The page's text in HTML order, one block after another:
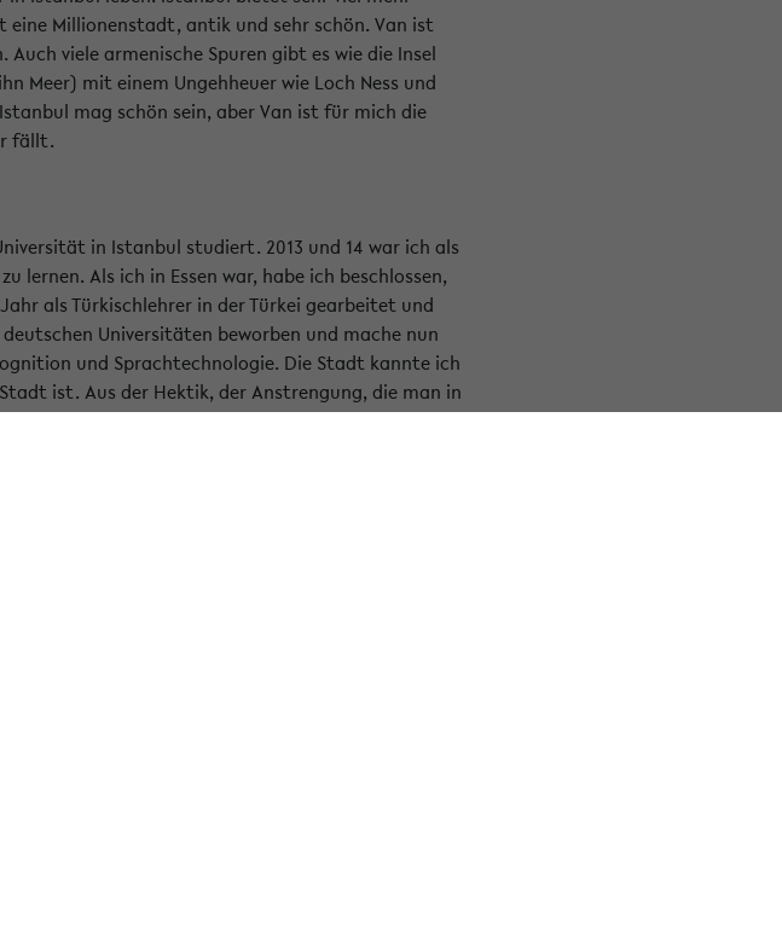
Millionenstadt, antik und sehr schön. Van ist
viele armenische Spuren gibt es wie die Insel
Meer) mit einem Ungehheuer wie Loch Ness und
mag schön sein, aber Van ist für mich die
fällt.
in Istanbul studiert. 2013 und 14 war ich als
lernen. Als ich in Essen war, habe ich beschlossen,
als Türkischlehrer in der Türkei gearbeitet und
Universitäten beworben und mache nun
und Sprachtechnologie. Die Stadt kannte ich
ist. Aus der Hektik, der Anstrengung, die man in